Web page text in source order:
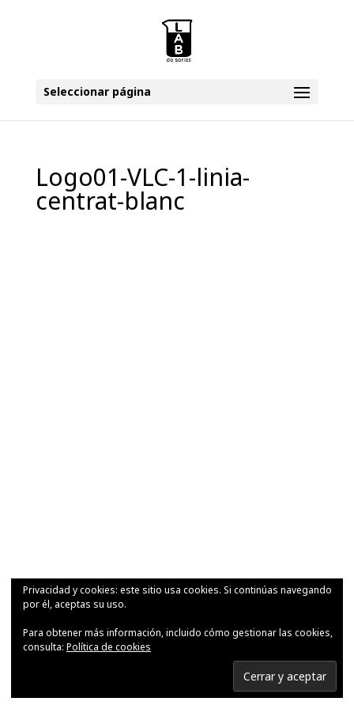
Seleccionar página
Logo01-VLC-1-linia-
centrat-blanc
Privacidad y cookies: este sitio usa cookies. Si continúas navegando
por él, aceptas su uso.
Para obtener más información, incluido cómo gestionar las cookies,
consulta: Política de cookies